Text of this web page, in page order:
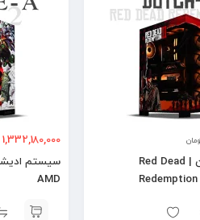
سیستم ادیشن | Red Dead
1,332,180,000
AMD